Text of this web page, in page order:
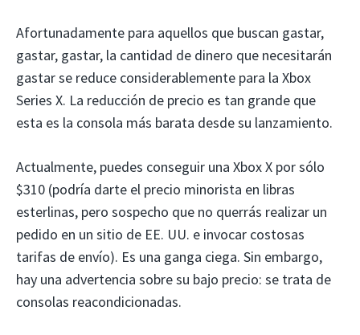
Afortunadamente para aquellos que buscan gastar,
gastar, gastar, la cantidad de dinero que necesitarán
gastar se reduce considerablemente para la Xbox
Series X. La reducción de precio es tan grande que
esta es la consola más barata desde su lanzamiento.
Actualmente, puedes conseguir una Xbox X por sólo
$310 (podría darte el precio minorista en libras
esterlinas, pero sospecho que no querrás realizar un
pedido en un sitio de EE. UU. e invocar costosas
tarifas de envío). Es una ganga ciega. Sin embargo,
hay una advertencia sobre su bajo precio: se trata de
consolas reacondicionadas.